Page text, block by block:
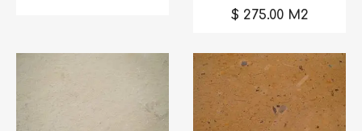
Ovalin
Ovalines y Jaboneras
$ 275.00 M2